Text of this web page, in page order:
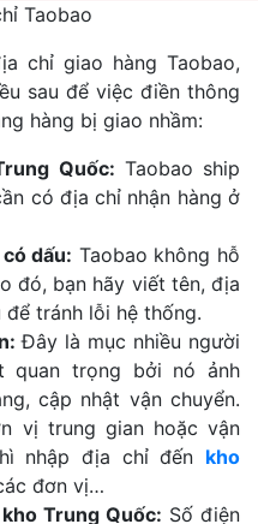
Taobao
chỉ giao hàng Taobao,
sau để việc điền thông
hàng bị giao nhầm:
Quốc: Taobao ship
có địa chỉ nhận hàng ở
dấu: Taobao không hỗ
đó, bạn hãy viết tên, địa
tránh lỗi hệ thống.
Đây là mục nhiều người
quan trọng bởi nó ảnh
cập nhật vận chuyển.
vị trung gian hoặc vận
nhập địa chỉ đến kho
đơn vị…
Trung Quốc: Số điện